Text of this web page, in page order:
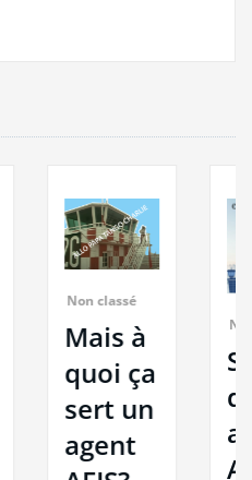
quoi ça
sert un
Salaire
d’un